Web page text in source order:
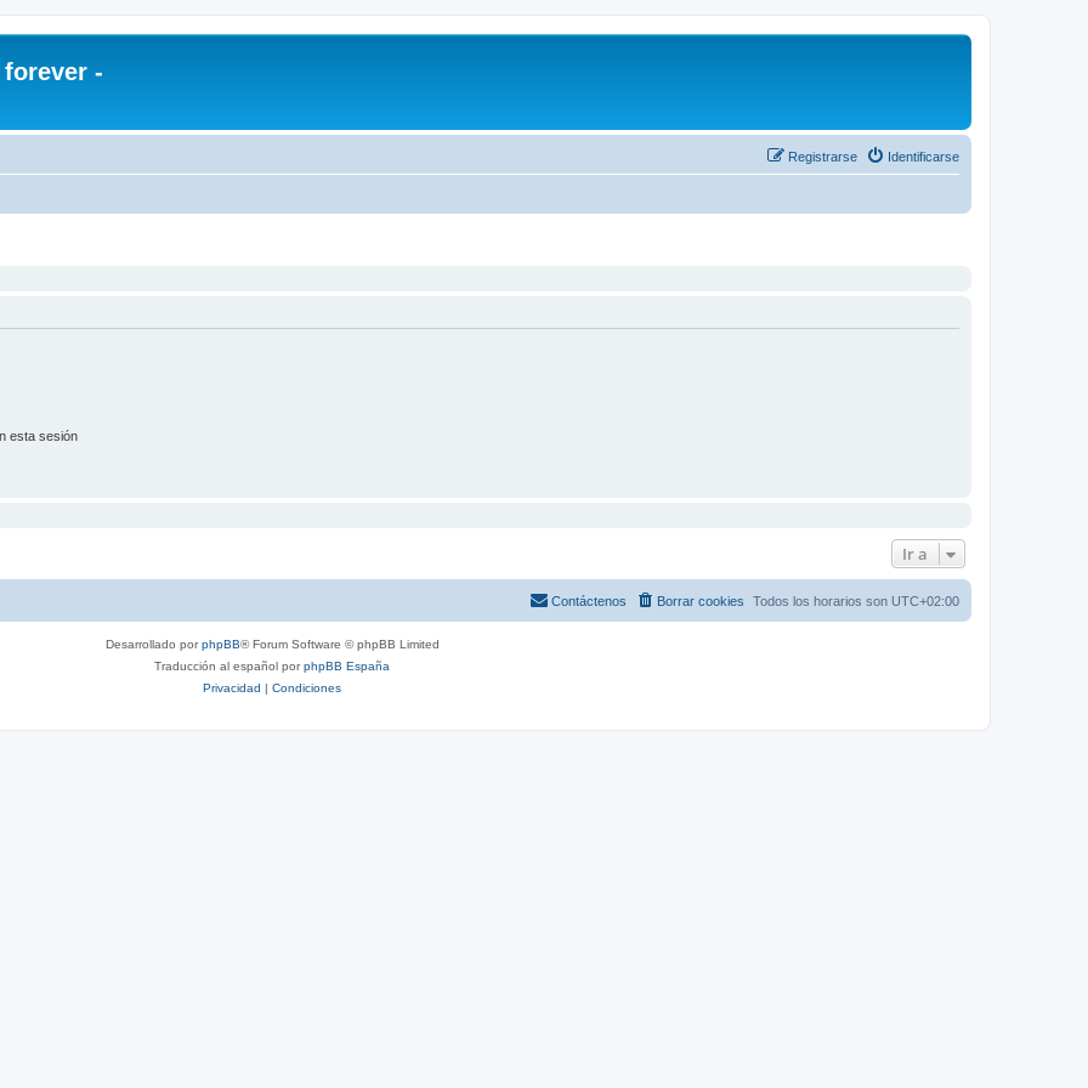
forever -
Identificarse
Registrarse
esta sesión
Ir a
Todos los horarios son UTC+02:00
Borrar cookies
Contáctenos
Desarrollado porphpBB® Forum Software © phpBB Limited
Traducción al español porphpBB España
Privacidad | Condiciones